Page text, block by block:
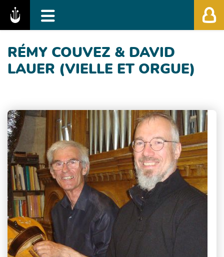
Fédération des Festivals de Musique
RÉMY COUVEZ & DAVID
LAUER (VIELLE ET ORGUE)